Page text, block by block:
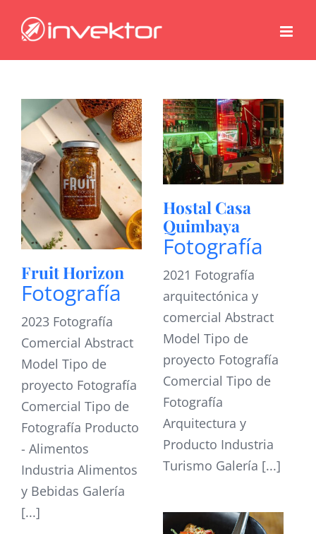
Fruit
Horizon
Fruit Horizon
Fotografía
2023 Fotografía
Comercial Abstract
Model Tipo de
proyecto Fotografía
Comercial Tipo de
Fotografía Producto
- Alimentos
Industria Alimentos
y Bebidas Galería
[...]
Hostal
Casa
Quimbaya
Hostal Casa
Quimbaya
Fotografía
2021 Fotografía
arquitectónica y
comercial Abstract
Model Tipo de
proyecto Fotografía
Comercial Tipo de
Fotografía
Arquitectura y
Producto Industria
Turismo Galería [...]